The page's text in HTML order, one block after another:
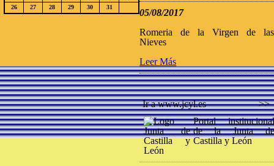
26
27 28 29 30 31
05/08/2017
Romeria de la Virgen de las
Nieves
Leer Más
Ir a www.jcyl.es
>>
Portal institucional
de la Junta de
Castilla y León